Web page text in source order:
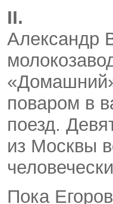
II.
Александр
поваром в
поезд.
из Москвы
Пока